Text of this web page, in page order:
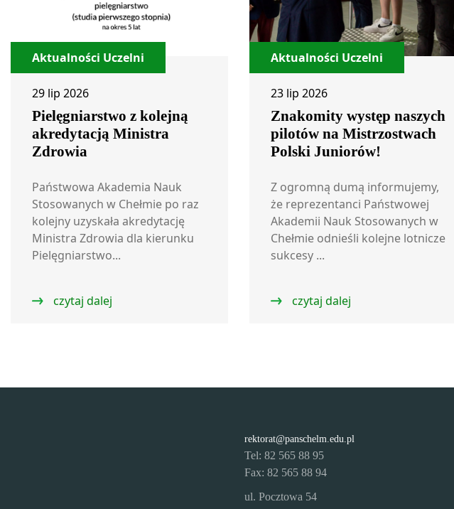
Aktualności Uczelni
29 lip 2026
Pielęgniarstwo z kolejną
akredytacją Ministra
Zdrowia
Państwowa Akademia Nauk
Stosowanych w Chełmie po raz
kolejny uzyskała akredytację
Ministra Zdrowia dla kierunku
Pielęgniarstwo...
czytaj dalej
Aktualności Uczelni
23 lip 2026
Znakomity występ naszych
pilotów na Mistrzostwach
Polski Juniorów!
Z ogromną dumą informujemy,
że reprezentanci Państwowej
Akademii Nauk Stosowanych w
Chełmie odnieśli kolejne lotnicze
sukcesy ...
czytaj dalej
rektorat@panschelm.edu.pl
Tel: 82 565 88 95
Fax: 82 565 88 94
ul. Pocztowa 54